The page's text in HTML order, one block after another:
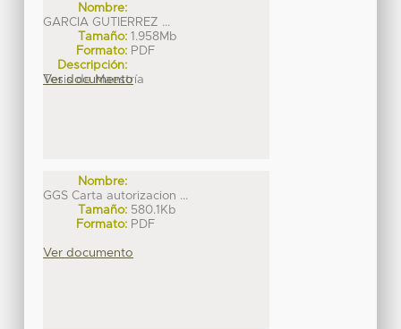
Nombre:
GARCIA GUTIERREZ ...
Tamaño: 1.958Mb
Formato: PDF
Descripción:
Tesis de Maestría
Ver documento
Nombre:
GGS Carta autorizacion ...
Tamaño: 580.1Kb
Formato: PDF
Ver documento